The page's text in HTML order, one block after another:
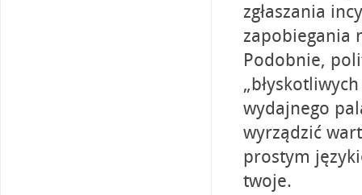
zgłaszania
zapobiegania
Podobnie,
wydajnego
wyrządzić
prostym
twoje.